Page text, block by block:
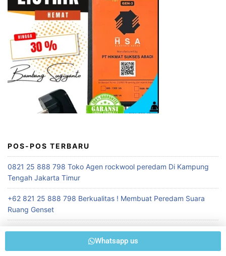
POS-POS TERBARU
0821 25 888 798 Toko Agen rockwool peredam Di Kampung
Tengah Jakarta Timur
+62 821 25 888 798 Berkualitas ! Membuat Peredam Suara
Ruang Genset
0821 25 888 798 Pusat Penjualan Rockwool Murah terdekat
+62 821 25 888 798 Terpecaya ! Konsultan Akustik Auditorium
Whatsapp us